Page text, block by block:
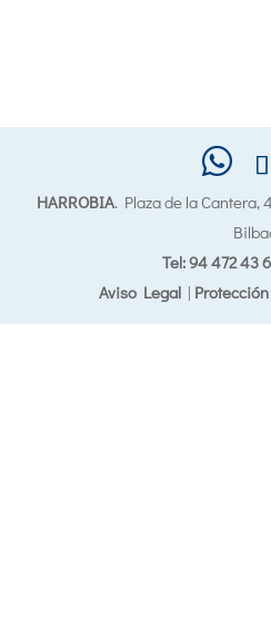
HARROBIA. Plaza de la Cantera,
Tel: 94 472 43
Aviso Legal|